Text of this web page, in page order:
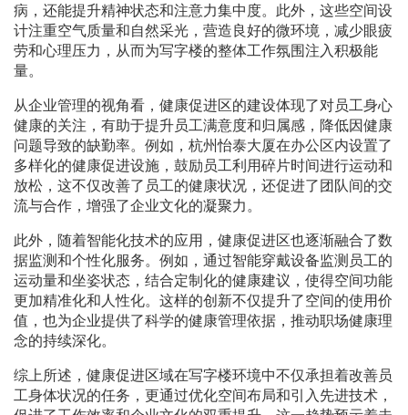
病，还能提升精神状态和注意力集中度。此外，这些空间设
计注重空气质量和自然采光，营造良好的微环境，减少眼疲
劳和心理压力，从而为写字楼的整体工作氛围注入积极能
量。
从企业管理的视角看，健康促进区的建设体现了对员工身心
健康的关注，有助于提升员工满意度和归属感，降低因健康
问题导致的缺勤率。例如，杭州怡泰大厦在办公区内设置了
多样化的健康促进设施，鼓励员工利用碎片时间进行运动和
放松，这不仅改善了员工的健康状况，还促进了团队间的交
流与合作，增强了企业文化的凝聚力。
此外，随着智能化技术的应用，健康促进区也逐渐融合了数
据监测和个性化服务。例如，通过智能穿戴设备监测员工的
运动量和坐姿状态，结合定制化的健康建议，使得空间功能
更加精准化和人性化。这样的创新不仅提升了空间的使用价
值，也为企业提供了科学的健康管理依据，推动职场健康理
念的持续深化。
综上所述，健康促进区域在写字楼环境中不仅承担着改善员
工身体状况的任务，更通过优化空间布局和引入先进技术，